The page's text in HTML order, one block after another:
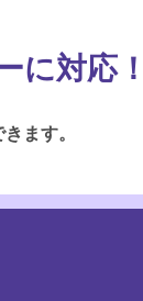
に対応！
ます。